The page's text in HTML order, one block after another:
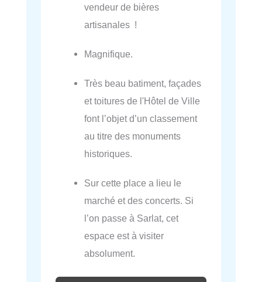
vendeur de bières
artisanales !
Magnifique.
Très beau batiment, façades
et toitures de l'Hôtel de Ville
font l’objet d’un classement
au titre des monuments
historiques.
Sur cette place a lieu le
marché et des concerts. Si
l’on passe à Sarlat, cet
espace est à visiter
absolument.